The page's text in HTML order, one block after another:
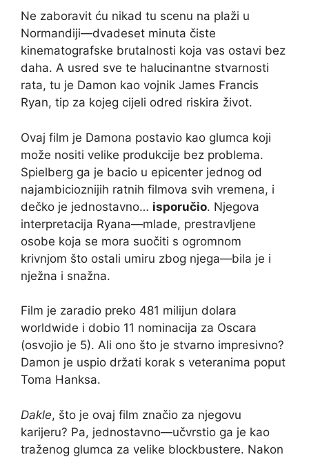
Ne zaboravit ću nikad tu scenu na plaži u
Normandiji—dvadeset minuta čiste
kinematografske brutalnosti koja vas ostavi bez
daha. A usred sve te halucinantne stvarnosti
rata, tu je Damon kao vojnik James Francis
Ryan, tip za kojeg cijeli odred riskira život.
Ovaj film je Damona postavio kao glumca koji
može nositi velike produkcije bez problema.
Spielberg ga je bacio u epicenter jednog od
najambicioznijih ratnih filmova svih vremena, i
dečko je jednostavno… isporučio. Njegova
interpretacija Ryana—mlade, prestravljene
osobe koja se mora suočiti s ogromnom
krivnjom što ostali umiru zbog njega—bila je i
nježna i snažna.
Film je zaradio preko 481 milijun dolara
worldwide i dobio 11 nominacija za Oscara
(osvojio je 5). Ali ono što je stvarno impresivno?
Damon je uspio držati korak s veteranima poput
Toma Hanksa.
Dakle, što je ovaj film značio za njegovu
karijeru? Pa, jednostavno—učvrstio ga je kao
traženog glumca za velike blockbustere. Nakon